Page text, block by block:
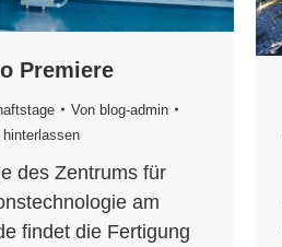
Premiere
Von blog-admin
hinterlassen
des Zentrums für
am
findet die Fertigung